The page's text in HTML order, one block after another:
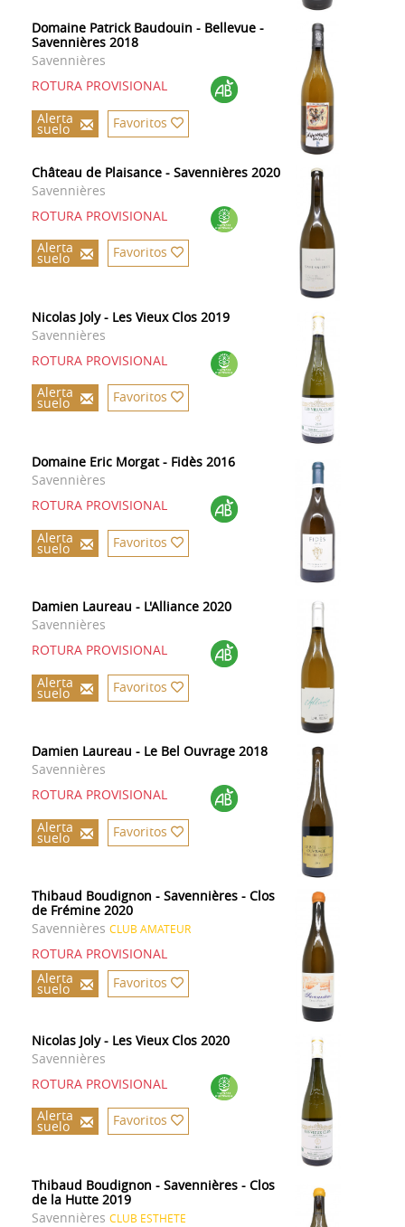
Domaine Patrick Baudouin - Bellevue -
Savennières 2018
Savennières
ROTURA PROVISIONAL
Alerta
suelo Favoritos
Château de Plaisance - Savennières 2020
Savennières
ROTURA PROVISIONAL
Alerta
suelo Favoritos
Nicolas Joly - Les Vieux Clos 2019
Savennières
ROTURA PROVISIONAL
Alerta
suelo Favoritos
Domaine Eric Morgat - Fidès 2016
Savennières
ROTURA PROVISIONAL
Alerta
suelo Favoritos
Damien Laureau - L'Alliance 2020
Savennières
ROTURA PROVISIONAL
Alerta
suelo Favoritos
Damien Laureau - Le Bel Ouvrage 2018
Savennières
ROTURA PROVISIONAL
Alerta
suelo Favoritos
Thibaud Boudignon - Savennières - Clos
de Frémine 2020
Savennières CLUB AMATEUR
ROTURA PROVISIONAL
Alerta
suelo Favoritos
Nicolas Joly - Les Vieux Clos 2020
Savennières
ROTURA PROVISIONAL
Alerta
suelo Favoritos
Thibaud Boudignon - Savennières - Clos
de la Hutte 2019
Savennières CLUB ESTHETE